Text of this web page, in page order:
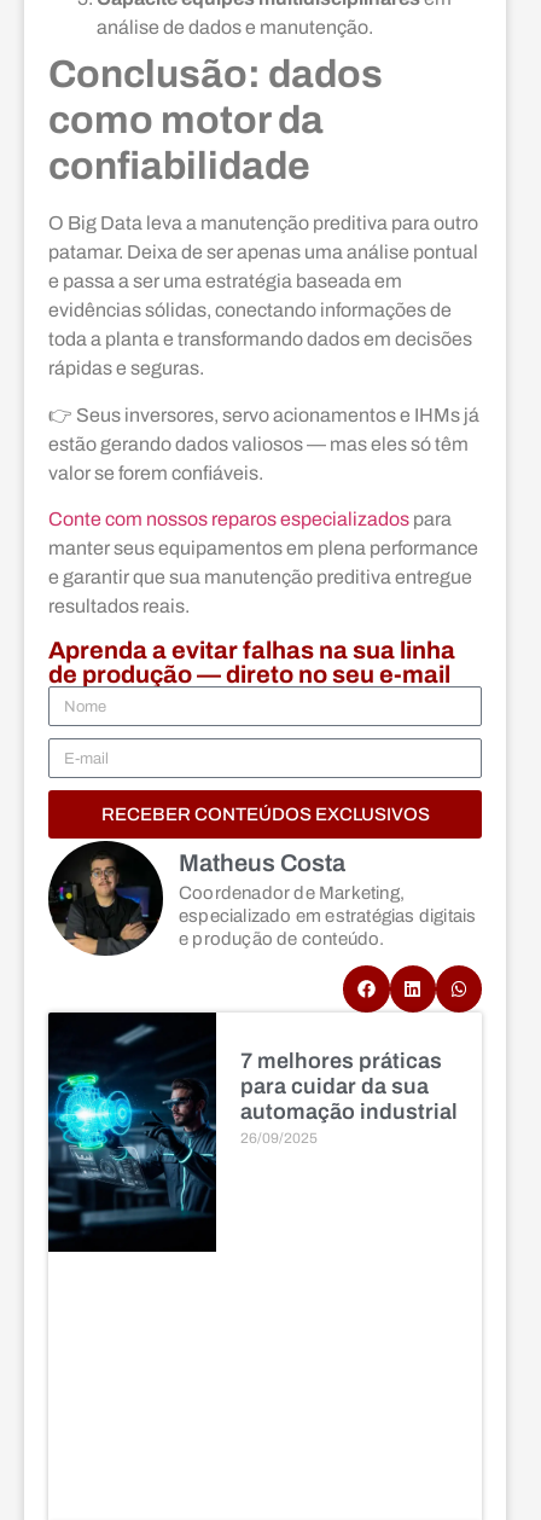
análise de dados e manutenção.
Conclusão: dados
como motor da
confiabilidade
O Big Data leva a manutenção preditiva para outro
patamar. Deixa de ser apenas uma análise pontual
e passa a ser uma estratégia baseada em
evidências sólidas, conectando informações de
toda a planta e transformando dados em decisões
rápidas e seguras.
👉 Seus inversores, servo acionamentos e IHMs já
estão gerando dados valiosos — mas eles só têm
valor se forem confiáveis.
Conte com nossos reparos especializados para
manter seus equipamentos em plena performance
e garantir que sua manutenção preditiva entregue
resultados reais.
Aprenda a evitar falhas na sua linha
de produção — direto no seu e-mail
RECEBER CONTEÚDOS EXCLUSIVOS
Matheus Costa
Coordenador de Marketing,
especializado em estratégias digitais
e produção de conteúdo.
7 melhores práticas
para cuidar da sua
automação industrial
26/09/2025